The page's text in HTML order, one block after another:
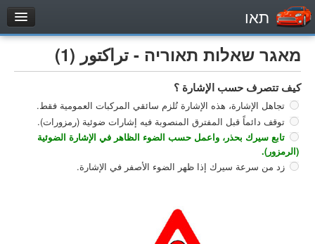
תאו
עמוד הבית
מבחן
مركبة خاصة (B)
دراجة نارية (A)
تراكتور (1)
مركبة شحن خفيف (C1)
مركبة شحن ثقيل (C)
מאגר שאלות תאוריה - تراكتور (1)
كيف تتصرف حسب الإشارة ؟
تجاهل الإشارة، هذه الإشارة تُلزم سائقي المركبات العمومية فقط.
توقف دائماً قبل المفترق المنصوبة فيه إشارات ضوئية (رمزورات).
تابع سيرك بحذر، واعمل حسب الضوء الظاهر في الإشارة الضوئية
(الرمزور).
زد من سرعة سيرك إذا ظهر الضوء الأصفر في الإشارة.